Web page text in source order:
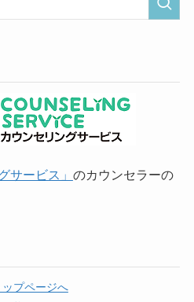
サービス」 のカウンセラーの
プページへ